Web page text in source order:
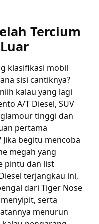
Tercium
klasifikasi mobil
sisi cantiknya?
kalau yang lagi
A/T Diesel, SUV
tinggi dan
pertama
Jika begitu mencoba
megah yang
pintu dan list
terjangkau ini,
dari Tiger Nose
serta
menurun